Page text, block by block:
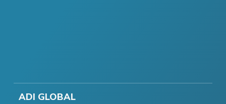
ADI GLOBAL